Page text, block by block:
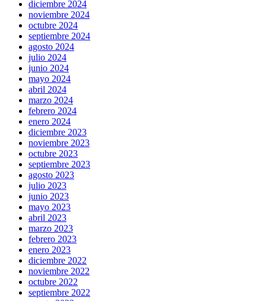
diciembre 2024
noviembre 2024
octubre 2024
septiembre 2024
agosto 2024
julio 2024
junio 2024
mayo 2024
abril 2024
marzo 2024
febrero 2024
enero 2024
diciembre 2023
noviembre 2023
octubre 2023
septiembre 2023
agosto 2023
julio 2023
junio 2023
mayo 2023
abril 2023
marzo 2023
febrero 2023
enero 2023
diciembre 2022
noviembre 2022
octubre 2022
septiembre 2022